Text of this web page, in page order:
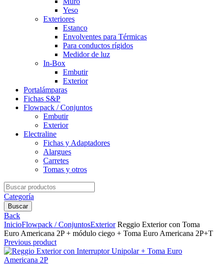
Yeso
Exteriores
Estanco
Envolventes para Térmicas
Para conductos rígidos
Medidor de luz
In-Box
Embutir
Exterior
Portalámparas
Fichas S&P
Flowpack / Conjuntos
Embutir
Exterior
Electraline
Fichas y Adaptadores
Alargues
Carretes
Tomas y otros
Search
for:
Categoría
Buscar
Back
InicioFlowpack / ConjuntosExteriorReggio Exterior con Toma
Euro Americana 2P + módulo ciego + Toma Euro Americana 2P+T
Previous product